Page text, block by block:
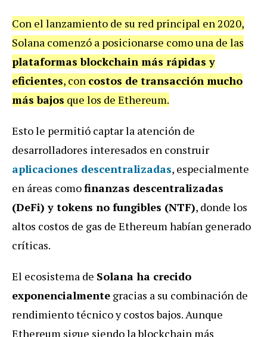
Con el lanzamiento de su red principal en 2020,
Solana comenzó a posicionarse como una de las
plataformas blockchain más rápidas y
eficientes, con costos de transacción mucho
más bajos que los de Ethereum.
Esto le permitió captar la atención de
desarrolladores interesados en construir
aplicaciones descentralizadas, especialmente
en áreas comofinanzas descentralizadas
(DeFi) y tokens no fungibles (NTF), donde los
altos costos de gas de Ethereum habían generado
críticas.
El ecosistema de Solana ha crecido
exponencialmente gracias a su combinación de
rendimiento técnico y costos bajos. Aunque
Ethereum sigue siendo la blockchain más